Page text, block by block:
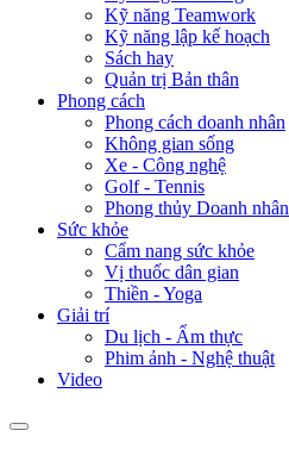
Kỹ năng Teamwork
Kỹ năng lập kế hoạch
Sách hay
Quản trị Bản thân
Phong cách
Phong cách doanh nhân
Không gian sống
Xe - Công nghệ
Golf - Tennis
Phong thủy Doanh nhân
Sức khỏe
Cẩm nang sức khỏe
Vị thuốc dân gian
Thiền - Yoga
Giải trí
Du lịch - Ẩm thực
Phim ảnh - Nghệ thuật
Video